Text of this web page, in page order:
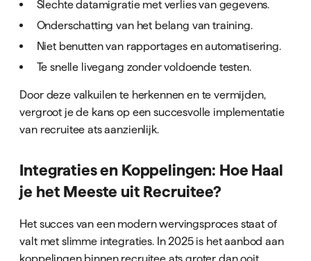
Slechte datamigratie met verlies van gegevens.
Onderschatting van het belang van training.
Niet benutten van rapportages en automatisering.
Te snelle livegang zonder voldoende testen.
Door deze valkuilen te herkennen en te vermijden,
vergroot je de kans op een succesvolle implementatie
van recruitee ats aanzienlijk.
Integraties en Koppelingen: Hoe Haal
je het Meeste uit Recruitee?
Het succes van een modern wervingsproces staat of
valt met slimme integraties. In 2025 is het aanbod aan
koppelingen binnen recruitee ats groter dan ooit.